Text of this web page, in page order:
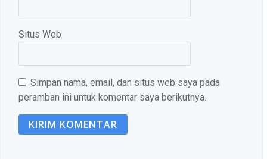
Situs Web
Simpan nama, email, dan situs web saya pada
peramban ini untuk komentar saya berikutnya.